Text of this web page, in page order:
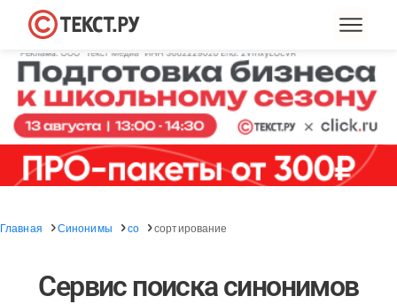
Главная Синонимы со сортирование
Сервис поиска синонимов